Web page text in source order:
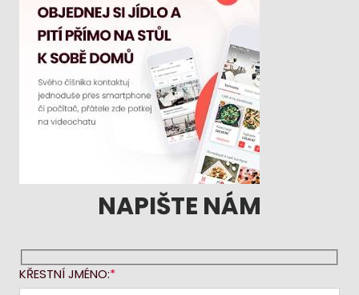
NAPIŠTE NÁM
KŘESTNÍ JMÉNO: